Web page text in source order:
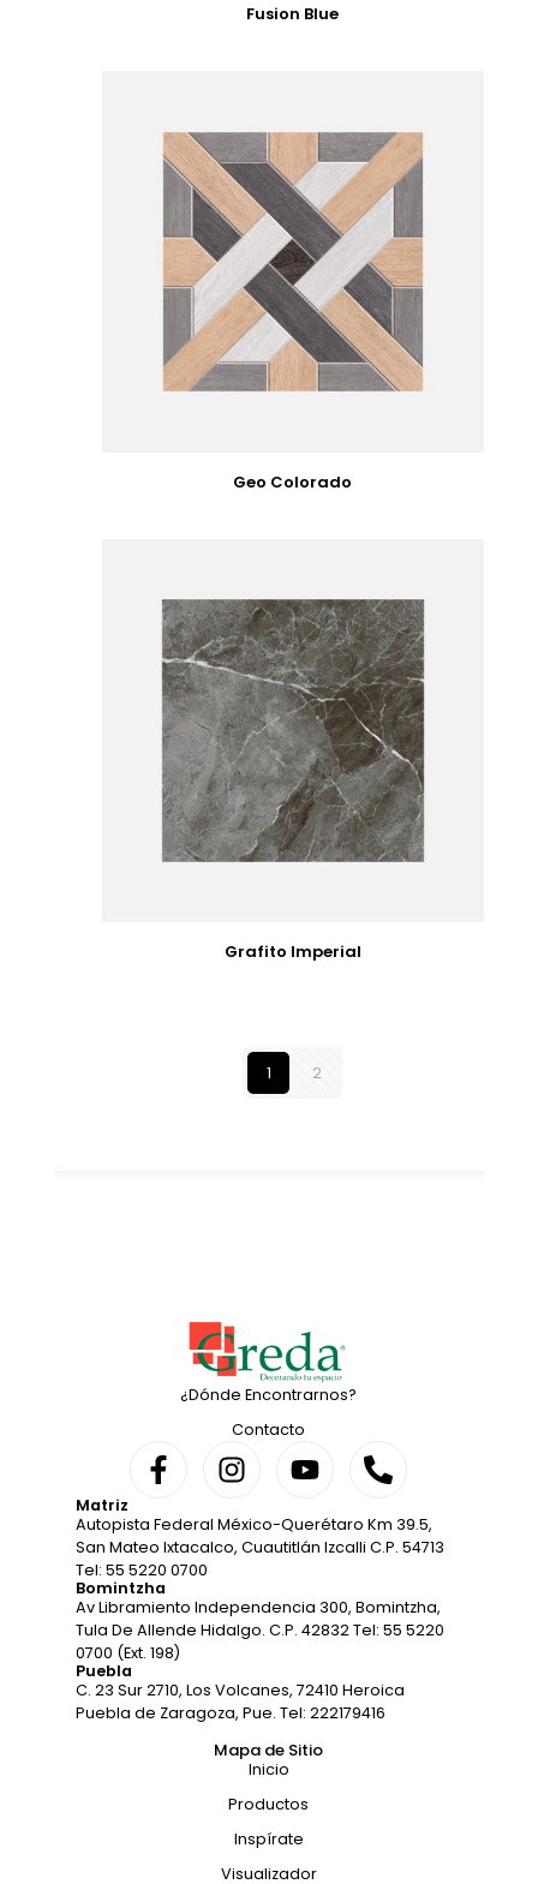
Fusion Blue
Geo Colorado
Grafito Imperial
1 2
¿Dónde Encontrarnos?
Contacto
Matriz
Autopista Federal México-Querétaro Km 39.5,
San Mateo Ixtacalco, Cuautitlán Izcalli C.P. 54713
Tel: 55 5220 0700
Bomintzha
Av Libramiento Independencia 300, Bomintzha,
Tula De Allende Hidalgo. C.P. 42832 Tel: 55 5220
0700 (Ext. 198)
Puebla
C. 23 Sur 2710, Los Volcanes, 72410 Heroica
Puebla de Zaragoza, Pue. Tel: 222179416
Mapa de Sitio
Inicio
Productos
Inspírate
Visualizador